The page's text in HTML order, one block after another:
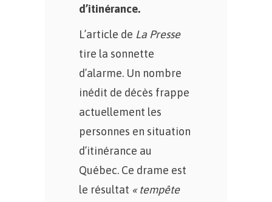
d’itinérance.
L’article de La Presse
tire la sonnette
d’alarme. Un nombre
inédit de décès frappe
actuellement les
personnes en situation
d’itinérance au
Québec. Ce drame est
le résultat « tempête